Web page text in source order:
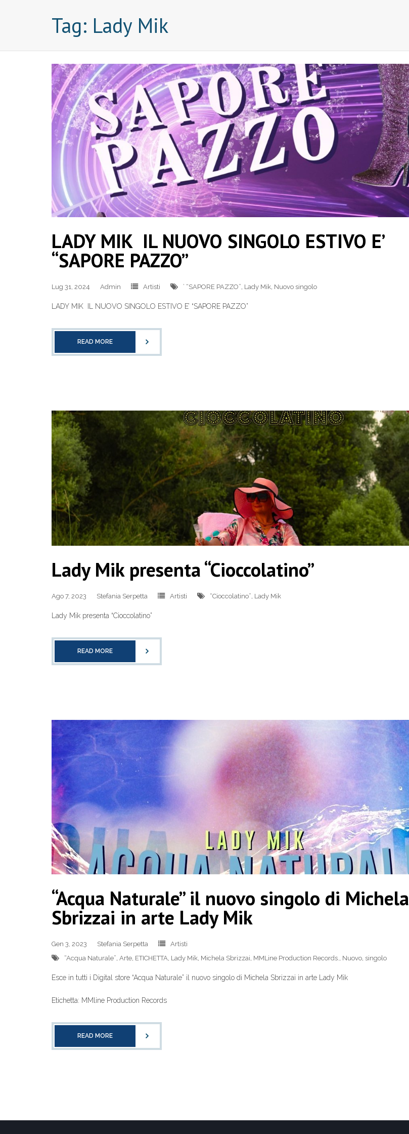
Tag: Lady Mik
LADY MIK IL NUOVO SINGOLO ESTIVO E’
“SAPORE PAZZO”
Lug 31, 2024 Admin Artisti ’ “SAPORE PAZZO”, Lady Mik, Nuovo singolo
LADY MIK IL NUOVO SINGOLO ESTIVO E’ “SAPORE PAZZO”
READ MORE
Lady Mik presenta “Cioccolatino”
Ago 7, 2023 Stefania Serpetta Artisti “Cioccolatino”, Lady Mik
Lady Mik presenta “Cioccolatino”
READ MORE
“Acqua Naturale” il nuovo singolo di Michela
Sbrizzai in arte Lady Mik
Gen 3, 2023 Stefania Serpetta
Artisti
“Acqua Naturale”, Arte, ETICHETTA, Lady Mik, Michela Sbrizzai, MMLine Production Records., Nuovo, singolo
Esce in tutti i Digital store “Acqua Naturale” il nuovo singolo di Michela Sbrizzai in arte Lady Mik
Etichetta: MMline Production Records
READ MORE